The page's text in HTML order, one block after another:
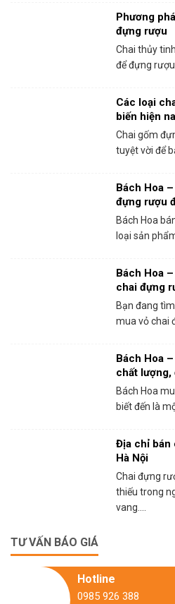
Phương
đựng rượu
Chai thủy
để đựng rượu
Các loại
biến hiện
Chai gốm
tuyệt vời để
Bách Hoa
đựng rượu
Bách Hoa
loại sản
Bách Hoa
chai đựng
Bạn đang
mua vỏ chai
Bách Hoa
chất lượng,
Bách Hoa
biết đến là
Địa chỉ bán
Hà Nội
Chai đựng
thiếu trong
vang....
TƯ VẤN BÁO GIÁ
Hotline
0985 926 388